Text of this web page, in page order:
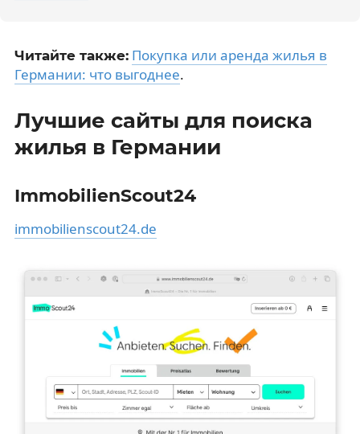
Читайте также: Покупка или аренда жилья в
Германии: что выгоднее.
Лучшие сайты для поиска
жилья в Германии
ImmobilienScout24
immobilienscout24.de